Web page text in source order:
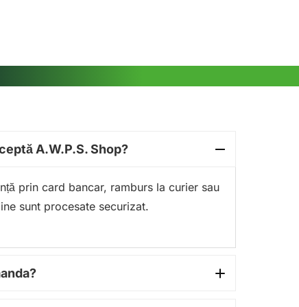
A.W.P.S. Shop?
prin card bancar, ramburs la curier sau
sunt procesate securizat.